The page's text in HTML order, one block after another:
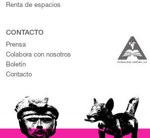
Renta de espacios
CONTACTO
Prensa
Colabora con nosotros
Boletín
Contacto